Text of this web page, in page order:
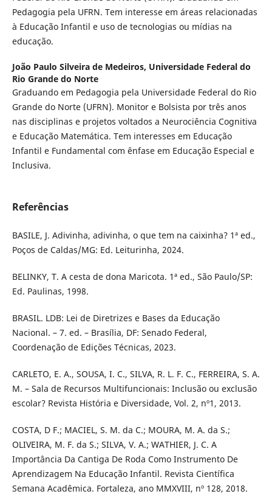
Pedagogia pela UFRN. Tem interesse em áreas relacionadas
à Educação Infantil e uso de tecnologias ou mídias na
educação.
João Paulo Silveira de Medeiros, Universidade Federal do
Rio Grande do Norte
Graduando em Pedagogia pela Universidade Federal do Rio
Grande do Norte (UFRN). Monitor e Bolsista por três anos
nas disciplinas e projetos voltados a Neurociência Cognitiva
e Educação Matemática. Tem interesses em Educação
Infantil e Fundamental com ênfase em Educação Especial e
Inclusiva.
Referências
BASILE, J. Adivinha, adivinha, o que tem na caixinha? 1ª ed.,
Poços de Caldas/MG: Ed. Leiturinha, 2024.
BELINKY, T. A cesta de dona Maricota. 1ª ed., São Paulo/SP:
Ed. Paulinas, 1998.
BRASIL. LDB: Lei de Diretrizes e Bases da Educação
Nacional. – 7. ed. – Brasília, DF: Senado Federal,
Coordenação de Edições Técnicas, 2023.
CARLETO, E. A., SOUSA, I. C., SILVA, R. L. F. C., FERREIRA, S. A.
M. – Sala de Recursos Multifuncionais: Inclusão ou exclusão
escolar? Revista História e Diversidade, Vol. 2, nº1, 2013.
COSTA, D F.; MACIEL, S. M. da C.; MOURA, M. A. da S.;
OLIVEIRA, M. F. da S.; SILVA, V. A.; WATHIER, J. C. A
Importância Da Cantiga De Roda Como Instrumento De
Aprendizagem Na Educação Infantil. Revista Científica
Semana Acadêmica. Fortaleza, ano MMXVIII, nº 128, 2018.